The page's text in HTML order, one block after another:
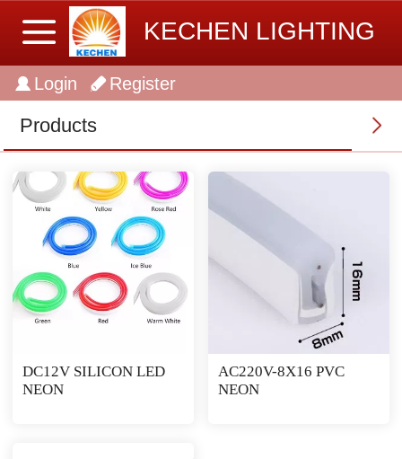
KECHEN LIGHTING
Login Register
Products
DC12V SILICON LED
NEON
AC220V-8X16 PVC
NEON